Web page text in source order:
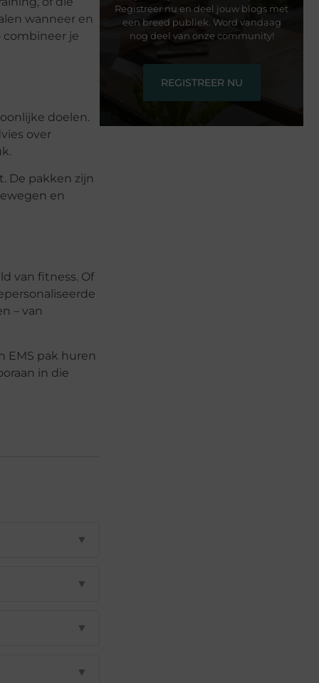
wanneer en
combineer je
doelen.
over
De pakken zijn
en
van fitness. Of
– van
EMS pak huren
in die
▼
▼
▼
▼
Registreer nu en deel jouw blogs met
een breed publiek. Word vandaag
nog deel van onze community!
REGISTREER NU